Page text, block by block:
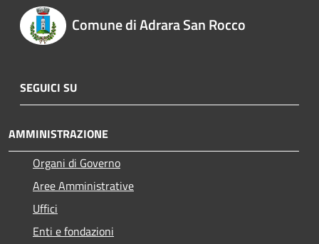
Comune di Adrara San Rocco
SEGUICI SU
AMMINISTRAZIONE
Organi di Governo
Aree Amministrative
Uffici
Enti e fondazioni